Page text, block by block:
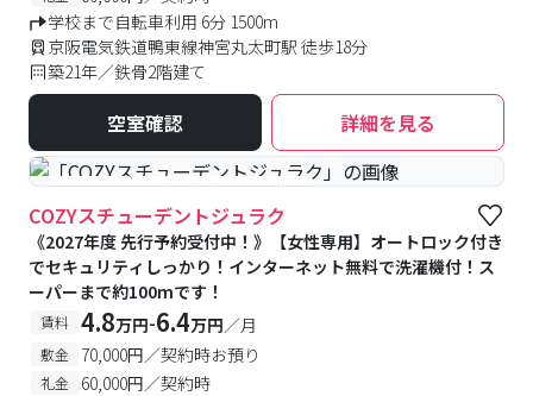
学校まで自転車利用 6分 1500m
京阪電気鉄道鴨東線神宮丸太町駅 徒歩18分
築21年／鉄骨2階建て
空室確認 詳細を見る
#女性専用 #予約受付中 #空室待ち
COZYスチューデントジュラク
《2027年度 先行予約受付中！》【女性専用】オートロック付き
でセキュリティしっかり！インターネット無料で洗濯機付！ス
ーパーまで約100mです！
賃料 4.8万円-6.4万円／月
敷金 70,000円／契約時お預り
礼金
60,000円／契約時